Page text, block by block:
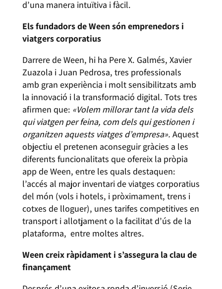
d’una manera intuïtiva i fàcil.
Els fundadors de Ween són emprenedors i
viatgers corporatius
Darrere de Ween, hi ha Pere X. Galmés, Xavier
Zuazola i Juan Pedrosa, tres professionals
amb gran experiència i molt sensibilitzats amb
la innovació i la transformació digital. Tots tres
afirmen que: «Volem millorar tant la vida dels
qui viatgen per feina, com dels qui gestionen i
organitzen aquests viatges d’empresa». Aquest
objectiu el pretenen aconseguir gràcies a les
diferents funcionalitats que ofereix la pròpia
app de Ween, entre les quals destaquen:
l’accés al major inventari de viatges corporatius
del món (vols i hotels, i pròximament, trens i
cotxes de lloguer), unes tarifes competitives en
transport i allotjament o la facilitat d’ús de la
plataforma, entre moltes altres.
Ween creix ràpidament i s’assegura la clau de
finançament